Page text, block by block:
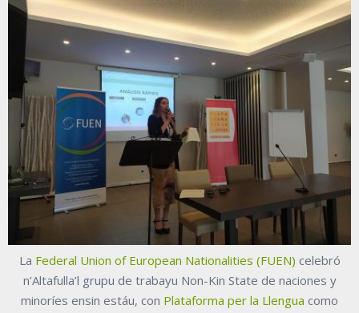
La Federal Union of European Nationalities (FUEN) celebró
n’Altafulla’l grupu de trabayu Non-Kin State de naciones y
minoríes ensin estáu, con Plataforma per la Llengua como